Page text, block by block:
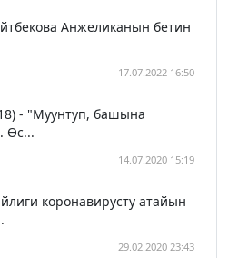
Анжеликанын бетин
17.07.2022 16:50
- "Муунтуп, башына
Өс...
14.07.2020 15:19
коронавирусту атайын
29.02.2020 23:43